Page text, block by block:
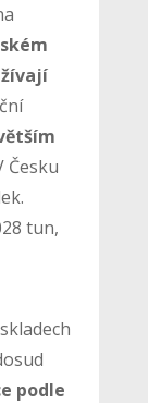
Česku
tun,
podle